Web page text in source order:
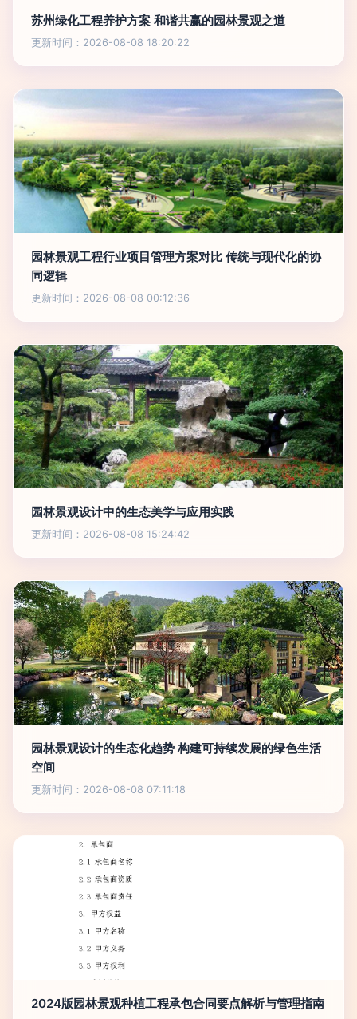
苏州绿化工程养护方案 和谐共赢的园林景观之道
更新时间：2026-08-08 18:20:22
园林景观工程行业项目管理方案对比 传统与现代化的协
同逻辑
更新时间：2026-08-08 00:12:36
园林景观设计中的生态美学与应用实践
更新时间：2026-08-08 15:24:42
园林景观设计的生态化趋势 构建可持续发展的绿色生活
空间
更新时间：2026-08-08 07:11:18
2024版园林景观种植工程承包合同要点解析与管理指南